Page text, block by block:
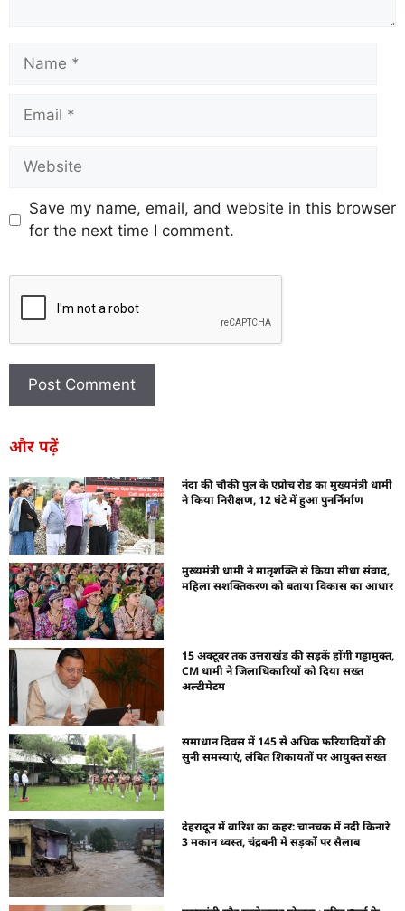
Save my name, email, and website in this browser
for the next time I comment.
और पढ़ें
नंदा की चौकी पुल के एप्रोच रोड का मुख्यमंत्री धामी
ने किया निरीक्षण, 12 घंटे में हुआ पुनर्निर्माण
मुख्यमंत्री धामी ने मातृशक्ति से किया सीधा संवाद,
महिला सशक्तिकरण को बताया विकास का आधार
15 अक्टूबर तक उत्तराखंड की सड़कें होंगी गड्ढामुक्त,
CM धामी ने जिलाधिकारियों को दिया सख्त
अल्टीमेटम
समाधान दिवस में 145 से अधिक फरियादियों की
सुनी समस्याएं, लंबित शिकायतों पर आयुक्त सख्त
देहरादून में बारिश का कहर: चानचक में नदी किनारे
3 मकान ध्वस्त, चंद्रबनी में सड़कों पर सैलाब